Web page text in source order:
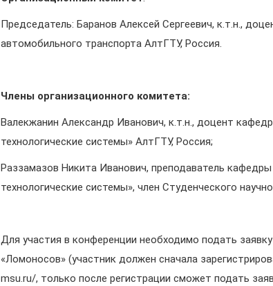
Председатель: Баранов Алексей Сергеевич, к.т.н.,
автомобильного транспорта АлтГТУ, Россия.
Члены организационного комитета:
Валекжанин Александр Иванович, к.т.н., доцент
технологические системы» АлтГТУ, Россия;
Раззамазов Никита Иванович, преподаватель
технологические системы», член Студенческого
Для участия в конференции необходимо подать заявку
«Ломоносов» (участник должен сначала
msu.ru/, только после регистрации сможет подать